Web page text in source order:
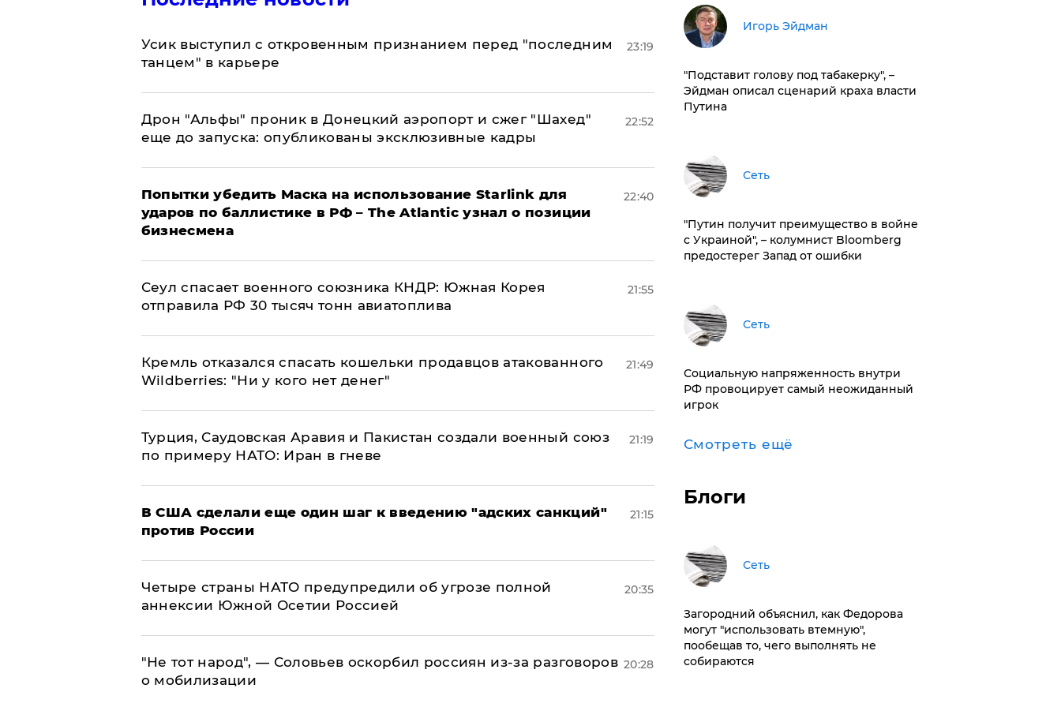
Усик выступил с откровенным признанием перед "последним
танцем" в карьере
23:19
Дрон "Альфы" проник в Донецкий аэропорт и сжег "Шахед"
еще до запуска: опубликованы эксклюзивные кадры
22:52
Попытки убедить Маска на использование Starlink для
ударов по баллистике в РФ – The Atlantic узнал о позиции
бизнесмена
22:40
​Сеул спасает военного союзника КНДР: Южная Корея
отправила РФ 30 тысяч тонн авиатоплива
21:55
Кремль отказался спасать кошельки продавцов атакованного
Wildberries: "Ни у кого нет денег"
21:49
Турция, Саудовская Аравия и Пакистан создали военный союз
по примеру НАТО: Иран в гневе
21:19
В США сделали еще один шаг к введению "адских санкций"
против России
21:15
Четыре страны НАТО предупредили об угрозе полной
аннексии Южной Осетии Россией
20:35
​"Не тот народ", — Соловьев оскорбил россиян из-за разговоров
о мобилизации
20:28
Игорь Эйдман
​"Подставит голову под табакерку", –
Эйдман описал сценарий краха власти
Путина
Сеть
"Путин получит преимущество в войне
с Украиной", – колумнист Bloomberg
предостерег Запад от ошибки
Сеть
Социальную напряженность внутри
РФ провоцирует самый неожиданный
игрок
Смотреть ещё
Блоги
Сеть
Загородний объяснил, как Федорова
могут "использовать втемную",
пообещав то, чего выполнять не
собираются